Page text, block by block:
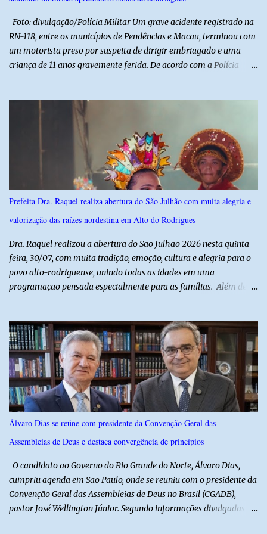
Foto: divulgação/Polícia Militar Um grave acidente registrado na
RN-118, entre os municípios de Pendências e Macau, terminou com
um motorista preso por suspeita de dirigir embriagado e uma
criança de 11 anos gravemente ferida. De acordo com a Polícia
autuado em flagrante. O exame pericial para confirmar a
concentração de álcool no organismo ainda está em andamento. A
vítima é um menino de 11 anos, que sofreu ferimentos graves no
acidente. Após os primeiros atendimentos, ele foi entubado e
transferido pelo helicóptero Potiguar 02 para o Hospital
Monsenhor Walfredo Gurgel, em Natal, onde permanece internado
sob cuidados médicos especializados. Segundo informações da
Polícia Militar, a criança é filha de um policial militar. PM reforça
alerta sobre álcool e direção Em nota, a Polícia Militar manifestou
Prefeita Dra. Raquel realiza abertura do São Julhão com muita alegria e
valorização das raízes nordestina em Alto do Rodrigues
Dra. Raquel realizou a abertura do São Julhão 2026 nesta quinta-
feira, 30/07, com muita tradição, emoção, cultura e alegria para o
povo alto-rodriguense, unindo todas as idades em uma
programação pensada especialmente para as famílias. Além de
mostrando o cuidado com o desenvolvimento do alto-rodriguense.
A primeira noite foi marcada por apresentações que
emocionaram o público, contando com as quadrilhas das escolas
municipais Félix Antônio e Walfredo Gurgel, o ritmo contagiante
dos Cangaceiros do Nordeste, a alegria do grupo da Melhor Idade
e o belíssimo espetáculo "Mulheres do Cangaço: o Fiar da
Resistência", do Alto em Cena. Para fechar a noite com muitas
gargalhadas e descontração, o humorista Titela do Ceará garantiu
a alegria de todos. E o melhor de tudo é que a festa continua com
mais dois dias de muita animação, reafirmando o sucesso ...
Álvaro Dias se reúne com presidente da Convenção Geral das
Assembleias de Deus e destaca convergência de princípios
O candidato ao Governo do Rio Grande do Norte, Álvaro Dias,
cumpriu agenda em São Paulo, onde se reuniu com o presidente da
Convenção Geral das Assembleias de Deus no Brasil (CGADB),
pastor José Wellington Júnior. Segundo informações divulgadas